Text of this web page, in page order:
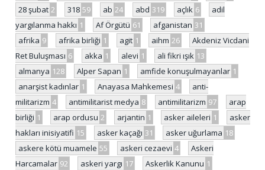
28 şubat 2 318 59 ab 24 abd 319 açlık 6
adil
yargılanma hakkı 1 Af Örgütü 61 afganistan 31
afrika 9 afrika birliği 1 agit 1 aihm 26
Akdeniz Vicdani
Ret Buluşması 6 akka 1 alevi 1 ali fikri ışık 13
almanya 128 Alper Sapan 1 amfide konuşulmayanlar 1
anarşist kadınlar 1 Anayasa Mahkemesi 4
anti-
militarizm 4 antimilitarist medya 8 antimilitarizm 97
arap
birliği 1 arap ordusu 2 arjantin 1 asker aileleri 1
asker
hakları inisiyatifi 15 asker kaçağı 31 asker uğurlama 18
askere kötü muamele 55 askeri cezaevi 4
Askeri
Harcamalar 92 askeri yargı 17 Askerlik Kanunu 1